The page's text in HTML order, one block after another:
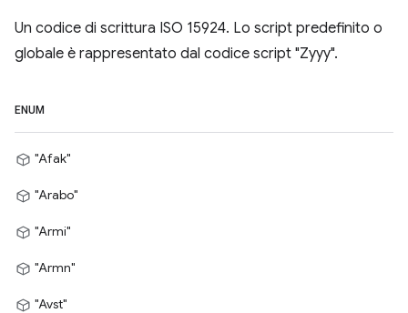
Un codice di scrittura ISO 15924. Lo script predefinito o
globale è rappresentato dal codice script "Zyyy".
ENUM
"Afak"
"Arabo"
"Armi"
"Armn"
"Avst"